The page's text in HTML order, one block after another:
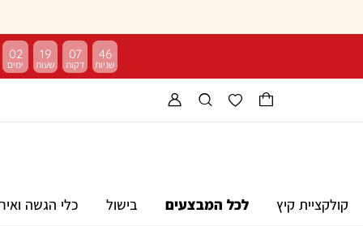
02 19 07 46
קולקציית קיץ לכל המבצעים בישול כלי הגשה